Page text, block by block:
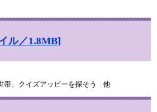
ル／1.8MB]
帯、クイズアッピーを探そう 他